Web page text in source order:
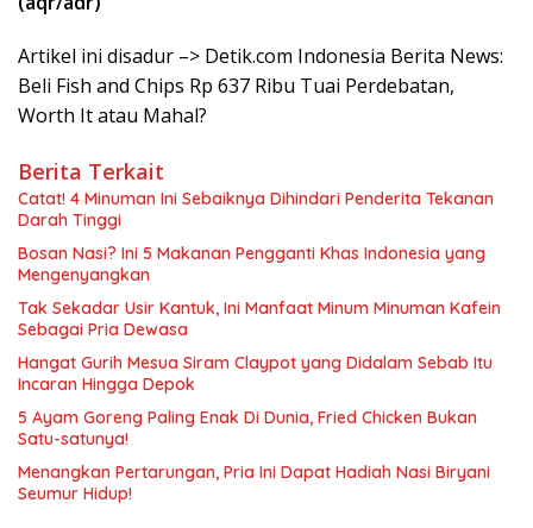
Artikel ini disadur –> Detik.com Indonesia Berita News:
Beli Fish and Chips Rp 637 Ribu Tuai Perdebatan,
Worth It atau Mahal?
Berita Terkait
Catat! 4 Minuman Ini Sebaiknya Dihindari Penderita Tekanan
Darah Tinggi
Bosan Nasi? Ini 5 Makanan Pengganti Khas Indonesia yang
Mengenyangkan
Tak Sekadar Usir Kantuk, Ini Manfaat Minum Minuman Kafein
Sebagai Pria Dewasa
Hangat Gurih Mesua Siram Claypot yang Didalam Sebab Itu
Incaran Hingga Depok
5 Ayam Goreng Paling Enak Di Dunia, Fried Chicken Bukan
Satu-satunya!
Menangkan Pertarungan, Pria Ini Dapat Hadiah Nasi Biryani
Seumur Hidup!